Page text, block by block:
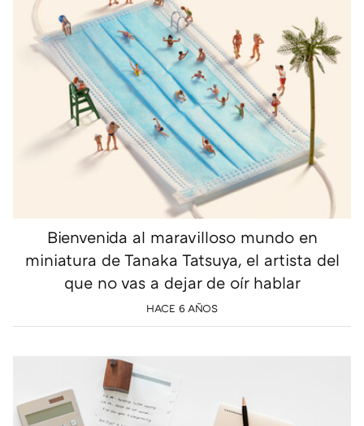
Bienvenida al maravilloso mundo en
miniatura de Tanaka Tatsuya, el artista del
que no vas a dejar de oír hablar
HACE 6 AÑOS